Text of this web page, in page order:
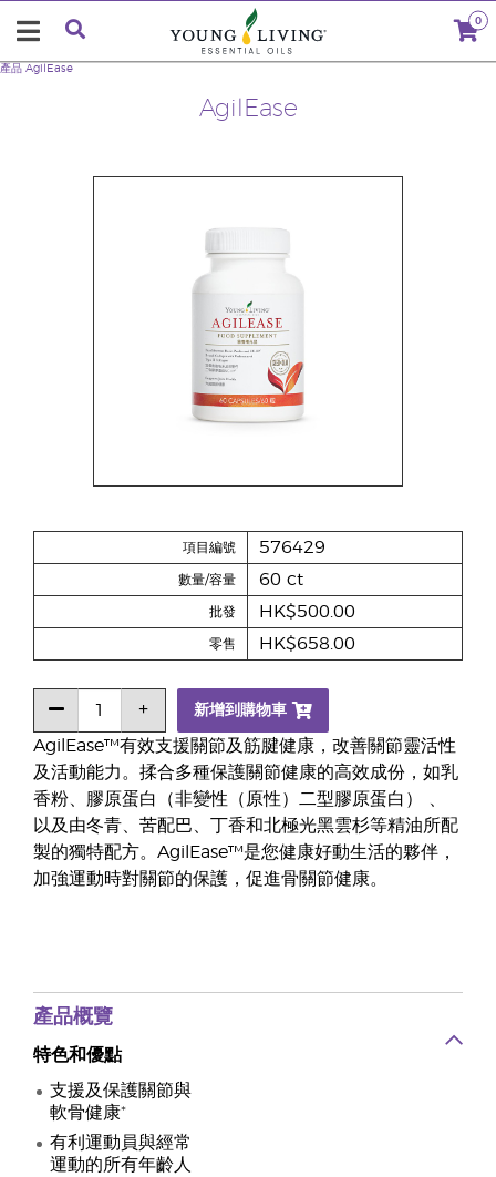
0
AgilEase
產品 AgilEase
AgilEase™有效支援關節及筋腱健康，改善關節靈活性
及活動能力。揉合多種保護關節健康的高效成份，如乳
香粉、膠原蛋白（非變性（原性）二型膠原蛋白） 、
以及由冬青、苦配巴、丁香和北極光黑雲杉等精油所配
製的獨特配方。AgilEase™是您健康好動生活的夥伴，
加強運動時對關節的保護，促進骨關節健康。
項目編號 576429
數量/容量 60 ct
批發 HK$500.00
零售 HK$658.00
新增到購物車
產品概覽
特色和優點
支援及保護關節與
軟骨健康*
有利運動員與經常
運動的所有年齡人